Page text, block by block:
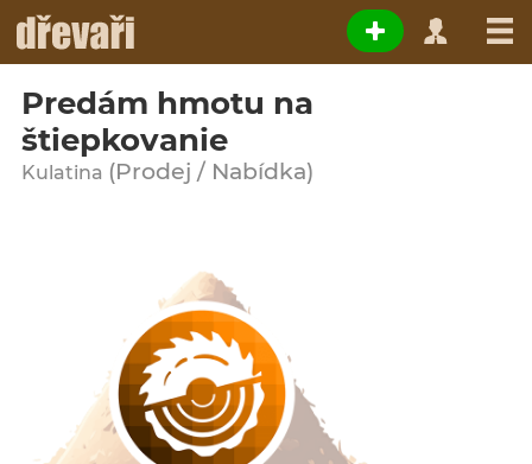
Predám hmotu na
štiepkovanie
Kulatina (Prodej / Nabídka)